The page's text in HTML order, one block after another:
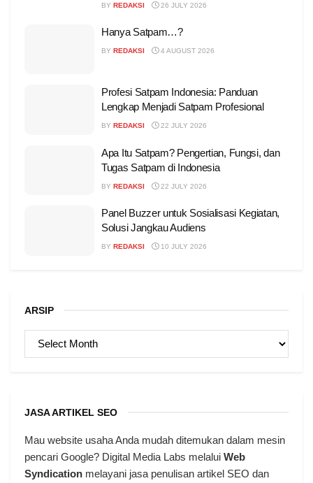
BY REDAKSI 26 JULY 2026
Hanya Satpam…?
BY REDAKSI 4 AUGUST 2026
Profesi Satpam Indonesia: Panduan
Lengkap Menjadi Satpam Profesional
BY REDAKSI 22 JULY 2026
Apa Itu Satpam? Pengertian, Fungsi, dan
Tugas Satpam di Indonesia
BY REDAKSI 22 JULY 2026
Panel Buzzer untuk Sosialisasi Kegiatan,
Solusi Jangkau Audiens
BY REDAKSI 10 JULY 2026
ARSIP
ARSIP
JASA ARTIKEL SEO
Mau website usaha Anda mudah ditemukan dalam mesin
pencari Google? Digital Media Labs melalui Web
Syndication melayani jasa penulisan artikel SEO dan